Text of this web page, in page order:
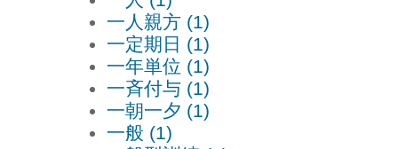
一人親方 (1)
一定期日 (1)
一年単位 (1)
一斉付与 (1)
一朝一夕 (1)
一般 (1)